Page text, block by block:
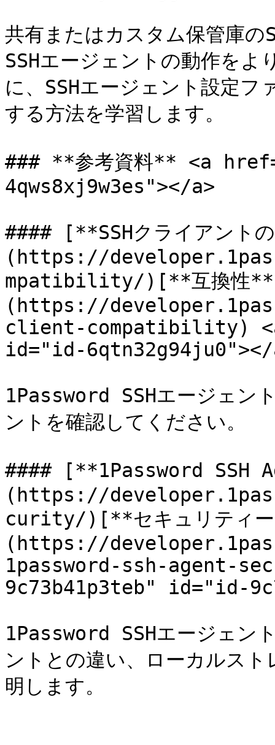
共有またはカスタム保管庫の
SSHエージェントの動作をよ
に、SSHエージェント設定
する方法を学習します。
### **参考資料** <a
4qws8xj9w3es"></a>
#### [**SSHクライアント
(https://
mpatibility/)[**互換性
(https://
client-compatibility)
id="id-6qtn32g94ju0"></
1Password SSHエージェン
ントを確認してください。
#### [**1Password SSH
(https://
curity/)[**セキュリティ
(https://
1password-ssh-agent-
9c73b41p3teb" id="id-
1Password SSHエージェン
ントとの違い、ローカルス